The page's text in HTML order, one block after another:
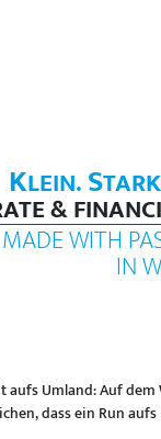
KLEIN.S
&
MADE WITH
IN
Umland: Auf
dass ein Run